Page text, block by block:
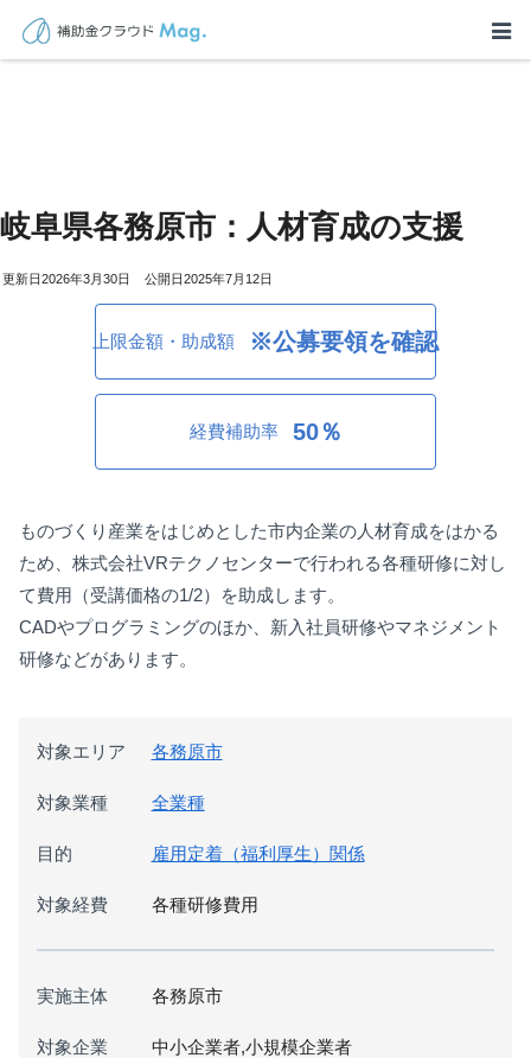
岐阜県各務原市：人材育成の支援
2026年3月30日 2025年7月12日
上限金額・助成額 ※公募要領を確認
経費補助率 50％
ものづくり産業をはじめとした市内企業の人材育成をはかる
ため、株式会社VRテクノセンターで行われる各種研修に対し
て費用（受講価格の1/2）を助成します。
CADやプログラミングのほか、新入社員研修やマネジメント
研修などがあります。
対象エリア 各務原市
対象業種 全業種
目的 雇用定着（福利厚生）関係
対象経費 各種研修費用
実施主体 各務原市
対象企業 中小企業者,小規模企業者